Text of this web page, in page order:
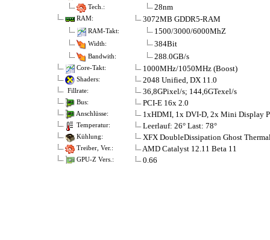
Tech.: 28nm
RAM: 3072MB GDDR5-RAM
RAM-Takt: 1500/3000/6000MhZ
Width: 384Bit
Bandwith: 288.0GB/s
Core-Takt: 1000MHz/1050MHz (Boost)
Shaders: 2048 Unified, DX 11.0
Fillrate: 36,8GPixel/s; 144,6GTexel/s
Bus: PCI-E 16x 2.0
Anschlüsse: 1xHDMI, 1x DVI-D, 2x Mini Display
Temperatur: Leerlauf: 26° Last: 78°
Kühlung: XFX DoubleDissipation Ghost
Treiber, Ver.: AMD Catalyst 12.11 Beta 11
GPU-Z Vers.: 0.66